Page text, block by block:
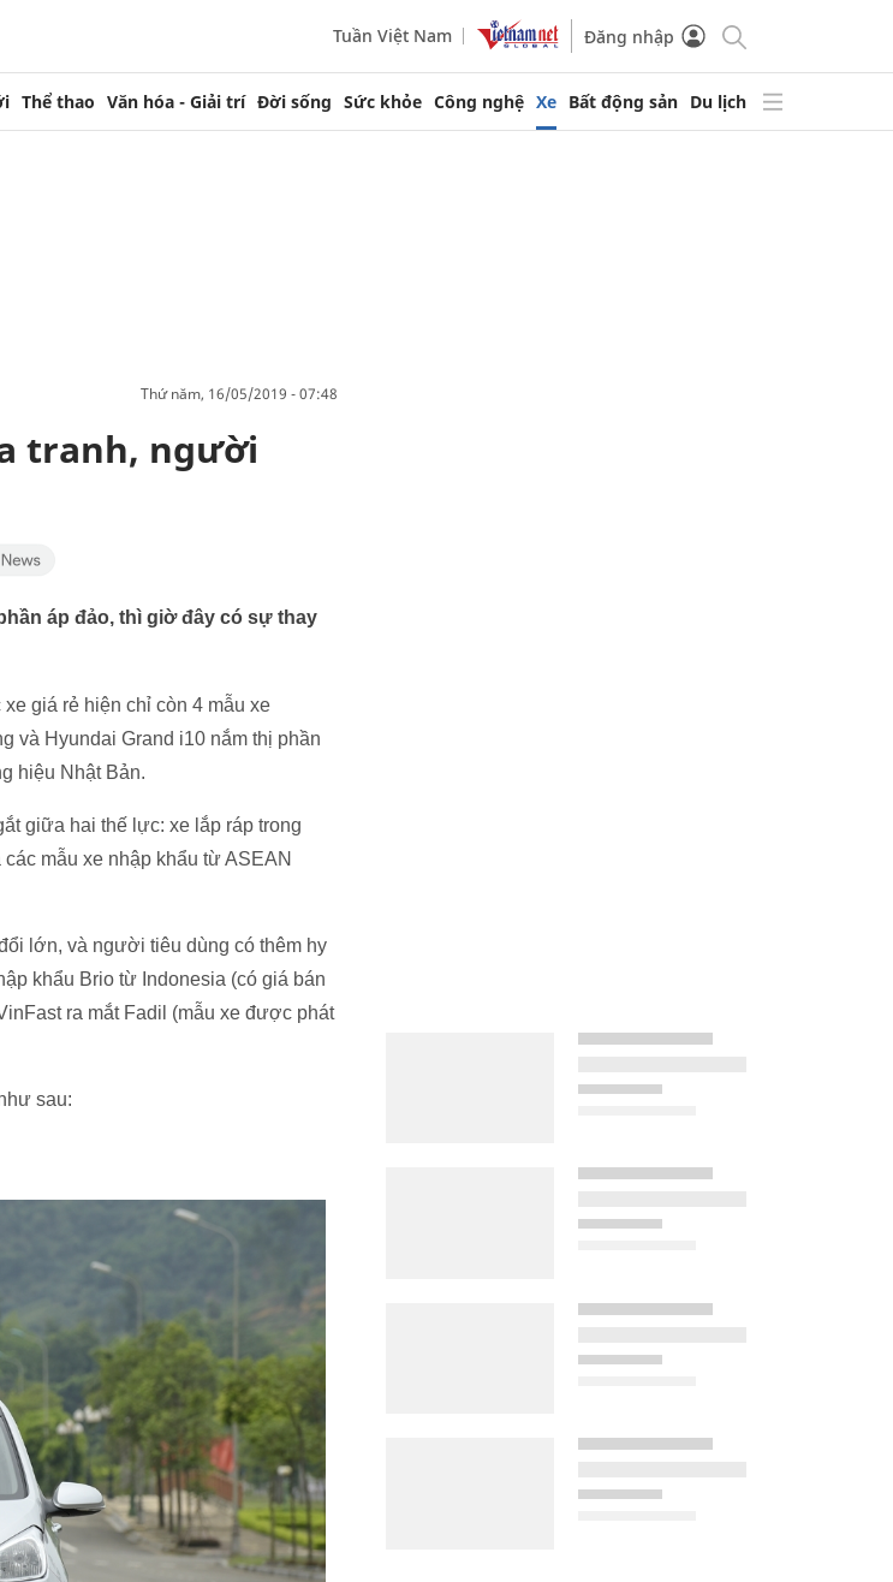
Tuần Việt Nam Đăng nhập
Thể thao Văn hóa - Giải trí Đời sống Sức khỏe Công nghệ Xe Bất động sản Du lịch
thứ năm, 16/05/2019 - 07:48
tranh, người
áp đảo, thì giờ đây có sự thay
giá rẻ hiện chỉ còn 4 mẫu xe
và Hyundai Grand i10 nắm thị phần
hiệu Nhật Bản.
giữa hai thế lực: xe lắp ráp trong
mẫu xe nhập khẩu từ ASEAN
lớn, và người tiêu dùng có thêm hy
khẩu Brio từ Indonesia (có giá bán
ra mắt Fadil (mẫu xe được phát
sau: